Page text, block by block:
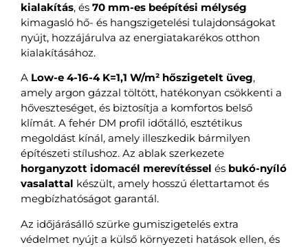
kialakítás, és 70 mm-es beépítési mélység
kimagasló hő- és hangszigetelési tulajdonságokat
nyújt, hozzájárulva az energiatakarékos otthon
kialakításához.
A Low-e 4-16-4 K=1,1 W/m² hőszigetelt üveg,
amely argon gázzal töltött, hatékonyan csökkenti a
hőveszteséget, és biztosítja a komfortos belső
klímát. A fehér DM profil időtálló, esztétikus
megoldást kínál, amely illeszkedik bármilyen
építészeti stílushoz. Az ablak szerkezete
horganyzott idomacél merevítéssel és bukó-nyíló
vasalattal készült, amely hosszú élettartamot és
megbízhatóságot garantál.
Az időjárásálló szürke gumiszigetelés extra
védelmet nyújt a külső környezeti hatások ellen, és